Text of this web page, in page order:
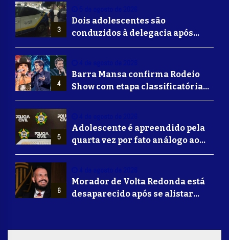
3
Dois adolescentes são
conduzidos à delegacia após
suposta agressão a idoso em
4
Barra Mansa confirma Rodeio
Show com etapa classificatória
para Barretos e grandes nomes
5
Adolescente é apreendido pela
quarta vez por fato análogo ao
tráfico de drogas durante
Barra Mansa
6
Morador de Volta Redonda está
desaparecido após se alistar